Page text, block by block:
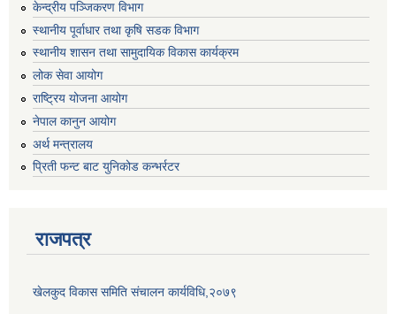
केन्द्रीय पञ्जिकरण विभाग
स्थानीय पूर्वाधार तथा कृषि सडक विभाग
स्थानीय शासन तथा सामुदायिक विकास कार्यक्रम
लोक सेवा आयोग
राष्ट्रिय योजना आयोग
नेपाल कानुन आयोग
अर्थ मन्त्रालय
प्रिती फन्ट बाट युनिकोड कन्भर्रटर
राजपत्र
खेलकुद विकास समिति संचालन कार्यविधि,२०७९